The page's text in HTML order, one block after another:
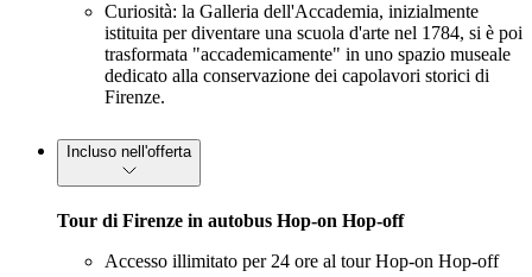
Curiosità: la Galleria dell'Accademia, inizialmente
istituita per diventare una scuola d'arte nel 1784, si è poi
trasformata "accademicamente" in uno spazio museale
dedicato alla conservazione dei capolavori storici di
Firenze.
Incluso nell'offerta
Tour di Firenze in autobus Hop-on Hop-off
Accesso illimitato per 24 ore al tour Hop-on Hop-off